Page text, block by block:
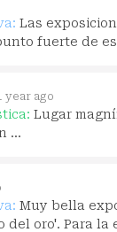
Las
fuerte de
year ago
Lugar
...
Muy bella
del oro'. Para la